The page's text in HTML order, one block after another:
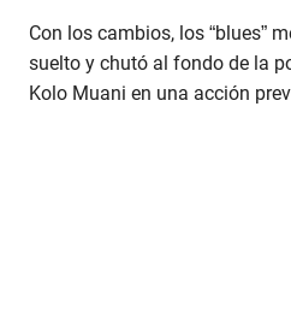
Con los cambios, los “blues”
suelto y chutó al fondo de la
Kolo Muani en una acción